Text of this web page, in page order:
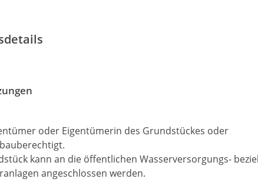
oder Eigentümerin des Grundstückes oder
kann an die öffentlichen Wasserversorgungs-
angeschlossen werden.